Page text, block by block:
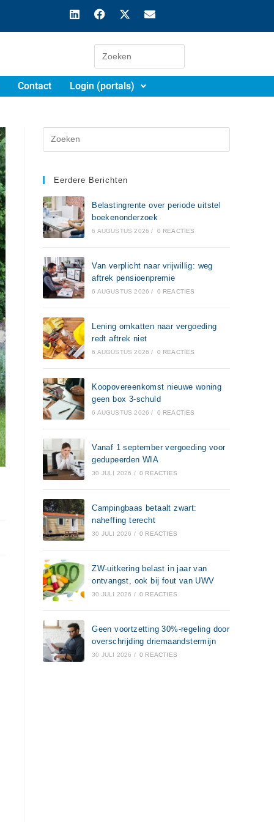
Contact Login (portals)
Eerdere Berichten
Belastingrente over periode uitstel
boekenonderzoek
6 AUGUSTUS 2026 / 0 REACTIES
Van verplicht naar vrijwillig: weg
aftrek pensioenpremie
6 AUGUSTUS 2026 / 0 REACTIES
Lening omkatten naar vergoeding
redt aftrek niet
6 AUGUSTUS 2026 / 0 REACTIES
Koopovereenkomst nieuwe woning
geen box 3-schuld
6 AUGUSTUS 2026 / 0 REACTIES
Vanaf 1 september vergoeding voor
gedupeerden WIA
30 JULI 2026 / 0 REACTIES
Campingbaas betaalt zwart:
naheffing terecht
30 JULI 2026 / 0 REACTIES
ZW-uitkering belast in jaar van
ontvangst, ook bij fout van UWV
30 JULI 2026 / 0 REACTIES
Geen voortzetting 30%-regeling door
overschrijding driemaandstermijn
30 JULI 2026 / 0 REACTIES